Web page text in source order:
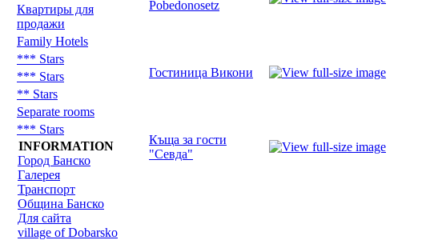
Квартиры для
продажи
Family Hotels
*** Stars
*** Stars
** Stars
Separate rooms
*** Stars
INFORMATION
Город Банско
Галерея
Транспорт
Община Банско
Для сайта
village of Dobarsko
Pobedonosetz
Гостиница Викони
Къща за гости
"Севда"